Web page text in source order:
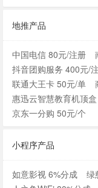
地推产品
中国电信 80元/注册
抖音团购服务 400元/
联通大王卡 50元/单
惠迅云智慧教育机顶
京东一分购 50元/个
小程序产品
如意影视 6%分成 绿